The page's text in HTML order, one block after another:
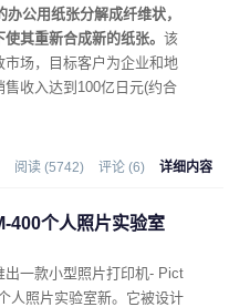
办公用纸张分解成纤维状，
其重新合成新的纸张。 该
市场，目标客户为企业和地
售收入达到100亿日元(约合
阅读 (5742) 评论 (6) 详细内容
400个人照片实验室
出一款小型照片打印机- Pict
人照片实验室新。它被设计